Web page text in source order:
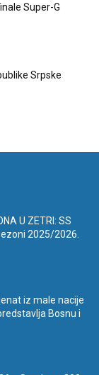
Super-G
Srpske
U ZETRI: SS
2025/2026.
iz male nacije
Bosnu i